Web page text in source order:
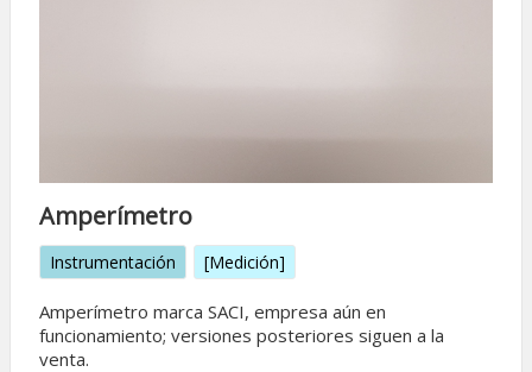
Amperímetro
Instrumentación [Medición]
Amperímetro marca SACI, empresa aún en
funcionamiento; versiones posteriores siguen a la
venta.